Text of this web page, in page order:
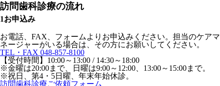
訪問歯科診療の流れ
1お申込み
お電話、FAX、フォームよりお申込みください。担当のケアマ
ネージャーがいる場合は、その方にお願いしてください。
TEL・FAX 048-857-8100
【受付時間】10:00～13:00 / 14:30～18:00
※金曜は20:00まで、日曜は9:00～12:00、13:00～15:00まで。
※祝日、第4・5日曜、年末年始休診。
訪問歯科診療ご依頼フォーム